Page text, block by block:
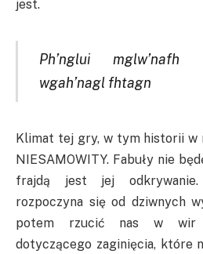
jest.
Ph’nglui mglw’nafh
wgah’nagl fhtagn
Klimat tej gry, w tym historii w
NIESAMOWITY. Fabuły nie
frajdą jest jej
rozpoczyna się od dziwnych
potem rzucić nas w wir
dotyczącego zaginięcia, które